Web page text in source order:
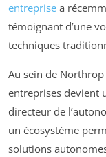
entreprise a
témoignant d’une
techniques
Au sein de
entreprises devient
directeur de
un écosystème
solutions